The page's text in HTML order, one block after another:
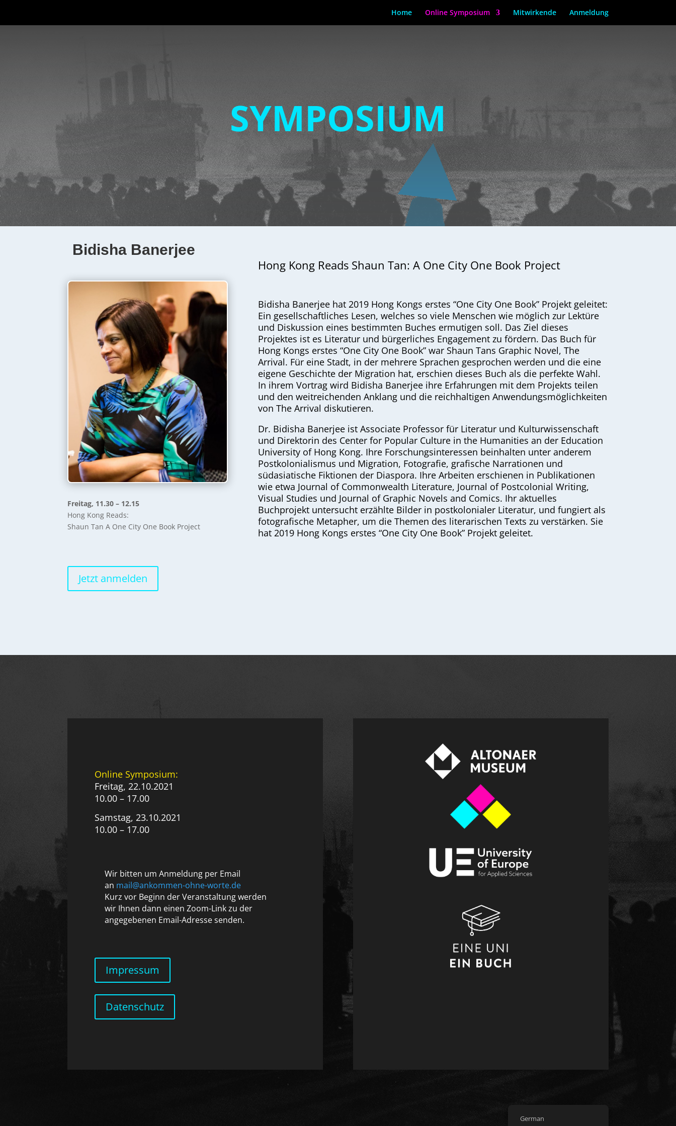
Home Online Symposium Mitwirkende Anmeldung
SYMPOSIUM
Bidisha Banerjee
Freitag, 11.30 – 12.15
Hong Kong Reads:
Shaun Tan A One City One Book Project
Jetzt anmelden
Hong Kong Reads Shaun Tan: A One City One Book Project
Bidisha Banerjee hat 2019 Hong Kongs erstes “One City One Book” Projekt geleitet:
Ein gesellschaftliches Lesen, welches so viele Menschen wie möglich zur Lektüre
und Diskussion eines bestimmten Buches ermutigen soll. Das Ziel dieses
Projektes ist es Literatur und bürgerliches Engagement zu fördern. Das Buch für
Hong Kongs erstes “One City One Book” war Shaun Tans Graphic Novel, The
Arrival. Für eine Stadt, in der mehrere Sprachen gesprochen werden und die eine
eigene Geschichte der Migration hat, erschien dieses Buch als die perfekte Wahl.
In ihrem Vortrag wird Bidisha Banerjee ihre Erfahrungen mit dem Projekts teilen
und den weitreichenden Anklang und die reichhaltigen Anwendungsmöglichkeiten
von The Arrival diskutieren.
Dr. Bidisha Banerjee ist Associate Professor für Literatur und Kulturwissenschaft
und Direktorin des Center for Popular Culture in the Humanities an der Education
University of Hong Kong. Ihre Forschungsinteressen beinhalten unter anderem
Postkolonialismus und Migration, Fotografie, grafische Narrationen und
südasiatische Fiktionen der Diaspora. Ihre Arbeiten erschienen in Publikationen
wie etwa Journal of Commonwealth Literature, Journal of Postcolonial Writing,
Visual Studies und Journal of Graphic Novels and Comics. Ihr aktuelles
Buchprojekt untersucht erzählte Bilder in postkolonialer Literatur, und fungiert als
fotografische Metapher, um die Themen des literarischen Texts zu verstärken. Sie
hat 2019 Hong Kongs erstes “One City One Book” Projekt geleitet.
Online Symposium:
Freitag, 22.10.2021
10.00 – 17.00
Samstag, 23.10.2021
10.00 – 17.00
Wir bitten um Anmeldung per Email
an mail@ankommen-ohne-worte.de
Kurz vor Beginn der Veranstaltung werden
wir Ihnen dann einen Zoom-Link zu der
angegebenen Email-Adresse senden.
Impressum
Datenschutz
German